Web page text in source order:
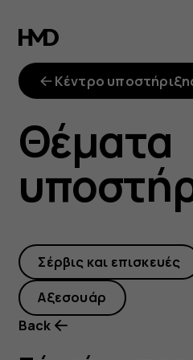
Πώς
κάνω
του
μου
όταν
δεν
Κέντρο
Θέματα
Σέρβις και επισκευές
Αξεσουάρ
Back